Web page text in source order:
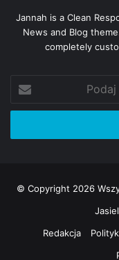
Jannah is a Clean
News and Blog
completely
swój
adres
© Copyright 2026
Redakcja